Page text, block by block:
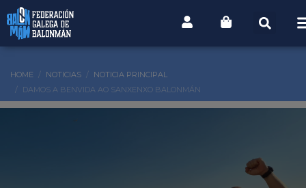
HOME NOTICIAS
NOTICIA PRINCIPAL
DAMOS A BENVIDA AO SANXENXO BALONMÁN